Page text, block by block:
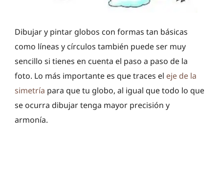
Dibujar y pintar globos con formas tan básicas
como líneas y círculos también puede ser muy
sencillo si tienes en cuenta el paso a paso de la
foto. Lo más importante es que traces el eje de la
simetría para que tu globo, al igual que todo lo que
se ocurra dibujar tenga mayor precisión y
armonía.